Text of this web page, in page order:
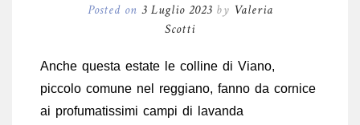
Posted on 3 Luglio 2023 by Valeria
Scotti
Anche questa estate le colline di Viano,
piccolo comune nel reggiano, fanno da cornice
ai profumatissimi campi di lavanda